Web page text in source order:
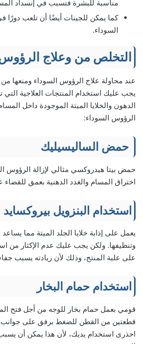
مناسبة للبشرة فتسبب في إنسداد
كما يمكن للجينات أيضًا أن تلعب
السوداء.
التخلص من وعلاج
عند محاولة علاج الرؤوس السوداء ومنعها
يجب عليك استخدام المنتجات العلاجية
الدهون والخلايا الميتة الموجودة داخل
الرؤوس السوداء:
حمض الساليسيليك
حمض بيتا هيدروكسي مثالي لإزالة الرؤوس
اختراق المسام والغدد الدهنية بعمق
استخدام البنزويل بيروكسايد
يعمل على إذابة خلايا الجلد الميتة مما
وتنظيفها. ولكن يجب عليك عدم الإكثار من
على علبة المنتج، وذلك لأن زيادته يسبب
استخدام حمام البخار
قومي بعمل حمام بخار للوجه من أجل فتح
قطعتين من القطن للضغط برفق على جوانب
احذرى استخدام يديك، لأن هذا يمكن أن يسبب